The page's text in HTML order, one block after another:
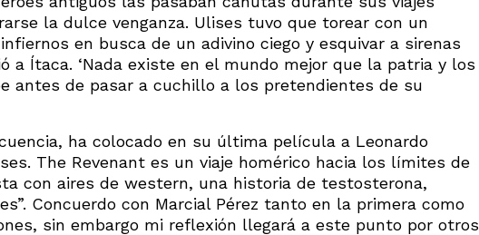
la dulce venganza. Ulises tuvo que torear con un
en busca de un adivino ciego y esquivar a sirenas
a Ítaca. ‘Nada existe en el mundo mejor que la patria y los
antes de pasar a cuchillo a los pretendientes de su
ha colocado en su última película a Leonardo
The Revenant es un viaje homérico hacia los límites de
con aires de western, una historia de testosterona,
Concuerdo con Marcial Pérez tanto en la primera como
sin embargo mi reflexión llegará a este punto por otros